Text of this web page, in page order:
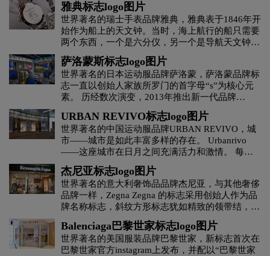
茶logo设计 C字母酒店logo设计 橙色logo设计
杜松子酒logo设计 地产logo设计 电logo设计
地铁logo设计 大学logo设计 电子产品logo设计
D字母酒店logo设计 E字母酒店logo设计
服装logo设计 服装标志logo设计
护肤品logo设计 粉红色logo设计
G字母汉字酒店logo设计 国logo设计
航空logo设计 化妆品logo设计
雅典标志logo图片
世界著名的瑞士手表品牌雅典，雅典表于1846年开
始作为船上的天文钟。当时，海上航行的船只需要
两个东西，一个是六分仪，另一个是导航天文钟。
因此，雅典表造就了当时世界上最经典的航海天文
钟。 全球50多个国家的海军将雅典表指定为天文
台时钟的标准装备。 因此，雅典表的标志以立体
航海锚为标志。 同时标志上有1846字样，也就是
雅典表创立的那一年。 具有很强的原意和品牌价
值。
萨洛蒙斯标志logo图片
世界著名的日本运动服品牌萨洛蒙，萨洛蒙品牌标
志一直以创始人家族所罗门的首字母“s”为核心元
素。 历经数次演变，2013年推出新一代品牌
Logo。新的品牌Logo不仅以全新的方式传达了萨
洛蒙对未来的愿景，更凸显了品牌的核心元素。
所有萨洛蒙产品和传播将统一使用新的品牌标志。
URBAN REVIVO标志logo图片
世界著名的中国运动服品牌URBAN REVIVO，城
市——城市是如此丰富多样的存在。 Urbanrivo
——这座城市在日月之间充满活力和激情。 每一
次快速变化的同时，都唤起人们心灵的跳跃。 时
尚也是千变万化的，充满灵感，充满了可能性和想
象力。 Urbanrivo 是城市快节奏、多样化和感官冲
击的缩影。 展现了都市人对体验、个性、发现自
我的时尚态度和追求。
杰尼亚标志logo图片
世界著名的意大利奢饰品品牌杰尼亚，与其他奢侈
品牌一样，Zegna Zegna 的标志采用创始人作为品
牌名称标志，斜纹方形标志犹如精致的领带结，完
美传达了一流男装品牌的风格。
Balenciaga巴黎世家标志logo图片
世界著名的美国服装品牌巴黎世家，新标志首次在
巴黎世家官方instagram上发布，并配以“巴黎世家